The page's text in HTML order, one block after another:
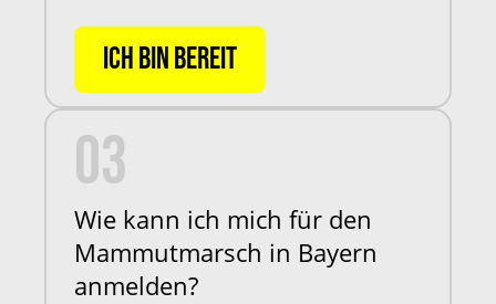
ICH BIN BEREIT
03
Wie kann ich mich für den
Mammutmarsch in Bayern
anmelden?